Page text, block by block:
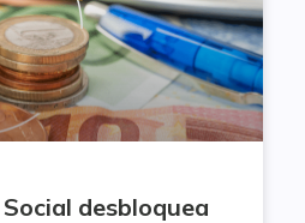
desbloquea